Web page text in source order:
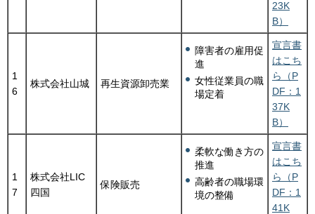
23K
B）
1
6
株式会社山城 再生資源卸売業
障害者の雇用促
進
女性従業員の職
場定着
宣言書
はこち
ら（P
DF：1
37K
B）
1
7
株式会社LIC
四国
保険販売
柔軟な働き方の
推進
高齢者の職場環
境の整備
宣言書
はこち
ら（P
DF：1
41K